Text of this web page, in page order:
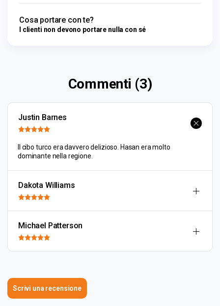
Cosa portare con te?
I clienti non devono portare nulla con sé
Commenti (3)
Justin Barnes
Il cibo turco era davvero delizioso. Hasan era molto
dominante nella regione.
Dakota Williams
Michael Patterson
Scrivi una recensione